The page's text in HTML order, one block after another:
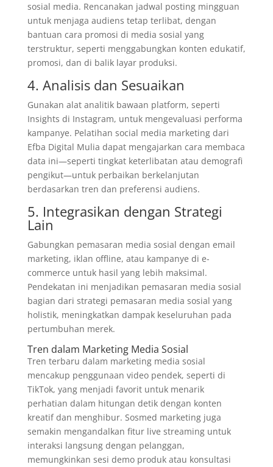
sosial media. Rencanakan jadwal posting mingguan
untuk menjaga audiens tetap terlibat, dengan
bantuan cara promosi di media sosial yang
terstruktur, seperti menggabungkan konten edukatif,
promosi, dan di balik layar produksi.
4. Analisis dan Sesuaikan
Gunakan alat analitik bawaan platform, seperti
Insights di Instagram, untuk mengevaluasi performa
kampanye. Pelatihan social media marketing dari
Efba Digital Mulia dapat mengajarkan cara membaca
data ini—seperti tingkat keterlibatan atau demografi
pengikut—untuk perbaikan berkelanjutan
berdasarkan tren dan preferensi audiens.
5. Integrasikan dengan Strategi
Lain
Gabungkan pemasaran media sosial dengan email
marketing, iklan offline, atau kampanye di e-
commerce untuk hasil yang lebih maksimal.
Pendekatan ini menjadikan pemasaran media sosial
bagian dari strategi pemasaran media sosial yang
holistik, meningkatkan dampak keseluruhan pada
pertumbuhan merek.
Tren dalam Marketing Media Sosial
Tren terbaru dalam marketing media sosial
mencakup penggunaan video pendek, seperti di
TikTok, yang menjadi favorit untuk menarik
perhatian dalam hitungan detik dengan konten
kreatif dan menghibur. Sosmed marketing juga
semakin mengandalkan fitur live streaming untuk
interaksi langsung dengan pelanggan,
memungkinkan sesi demo produk atau konsultasi